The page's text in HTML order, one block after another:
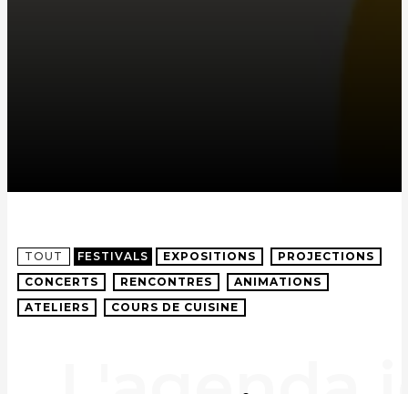
TOUT FESTIVALS EXPOSITIONS
PROJECTIONS
CONCERTS
RENCONTRES
ANIMATIONS
ATELIERS
COURS DE CUISINE